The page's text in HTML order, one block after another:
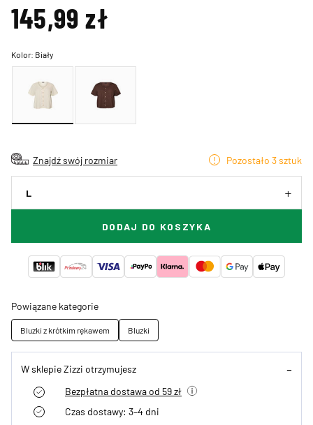
145,99 zł
Kolor: Biały
Znajdź swój rozmiar Pozostało 3 sztuk
L
DODAJ DO KOSZYKA
Powiązane kategorie
Bluzki z krótkim rękawem Bluzki
W sklepie Zizzi otrzymujesz
Bezpłatna dostawa od 59 zł
Czas dostawy: 3–4 dni